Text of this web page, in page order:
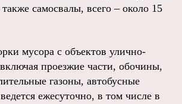
также самосвалы, всего – около 15
мусора с объектов улично-
проезжие части, обочины,
газоны, автобусные
ежесуточно, в том числе в